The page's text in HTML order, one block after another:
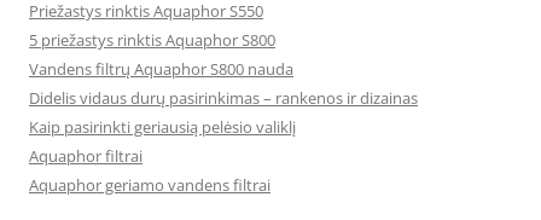
Priežastys rinktis Aquaphor S550
5 priežastys rinktis Aquaphor S800
Vandens filtrų Aquaphor S800 nauda
Didelis vidaus durų pasirinkimas – rankenos ir dizainas
Kaip pasirinkti geriausią pelėsio valiklį
Aquaphor filtrai
Aquaphor geriamo vandens filtrai